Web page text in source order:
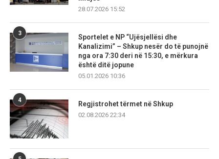
28.07.2026 15:52
3
Sportelet e NP “Ujësjellësi dhe
Kanalizimi” – Shkup nesër do të punojnë
nga ora 7:30 deri në 15:30, e mërkura
është ditë jopune
05.01.2026 10:36
4
Regjistrohet tërmet në Shkup
02.08.2026 22:34